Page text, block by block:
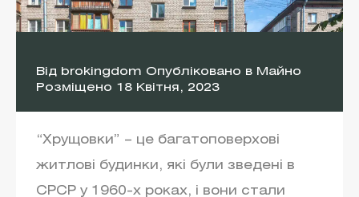
Від brokingdom Опубліковано в Майно
Розміщено 18 Квітня, 2023
“Хрущовки” – це багатоповерхові
житлові будинки, які були зведені в
СРСР у 1960-х роках, і вони стали